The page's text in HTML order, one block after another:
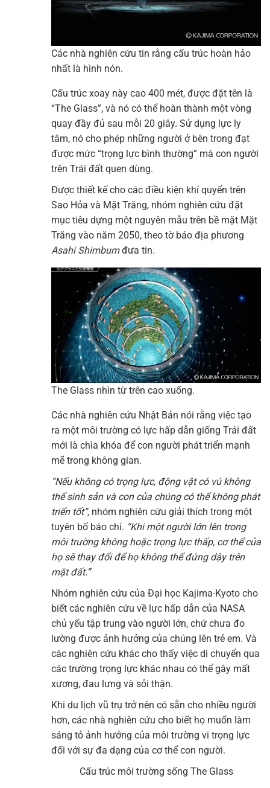
Các nhà nghiên cứu tin rằng cấu trúc hoàn hảo
nhất là hình nón.
Cấu trúc xoay này cao 400 mét, được đặt tên là
“The Glass”, và nó có thể hoàn thành một vòng
quay đầy đủ sau mỗi 20 giây. Sử dụng lực ly
tâm, nó cho phép những người ở bên trong đạt
được mức “trọng lực bình thường” mà con người
trên Trái đất quen dùng.
Được thiết kế cho các điều kiện khí quyển trên
Sao Hỏa và Mặt Trăng, nhóm nghiên cứu đặt
mục tiêu dựng một nguyên mẫu trên bề mặt Mặt
Trăng vào năm 2050, theo tờ báo địa phương
Asahi Shimbumđưa tin.
The Glass nhìn từ trên cao xuống.
Các nhà nghiên cứu Nhật Bản nói rằng việc tạo
ra một môi trường có lực hấp dẫn giống Trái đất
mới là chìa khóa để con người phát triển mạnh
mẽ trong không gian.
“Nếu không có trọng lực, động vật có vú không
thể sinh sản và con của chúng có thể không phát
triển tốt”, nhóm nghiên cứu giải thích trong một
tuyên bố báo chí. “Khi một người lớn lên trong
môi trường không hoặc trọng lực thấp, cơ thể của
họ sẽ thay đổi để họ không thể đứng dậy trên
mặt đất.”
Nhóm nghiên cứu của Đại học Kajima-Kyoto cho
biết các nghiên cứu về lực hấp dẫn của NASA
chủ yếu tập trung vào người lớn, chứ chưa đo
lường được ảnh hưởng của chúng lên trẻ em. Và
các nghiên cứu khác cho thấy việc di chuyển qua
các trường trọng lực khác nhau có thể gây mất
xương, đau lưng và sỏi thận.
Khi du lịch vũ trụ trở nên có sẵn cho nhiều người
hơn, các nhà nghiên cứu cho biết họ muốn làm
sáng tỏ ảnh hưởng của môi trường vi trọng lực
đối với sự đa dạng của cơ thể con người.
Cấu trúc môi trường sống The Glass